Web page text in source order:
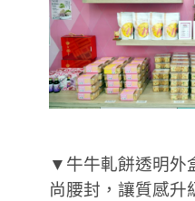
▼牛牛軋餅透明外
尚腰封，讓質感升